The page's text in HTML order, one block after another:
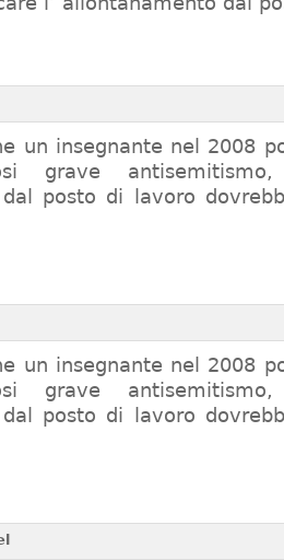
un insegnante nel 2008
grave
dal posto di lavoro
un insegnante nel 2008
grave
dal posto di lavoro